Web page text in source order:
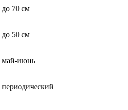
до 70 см
до 50 см
май-июнь
периодический